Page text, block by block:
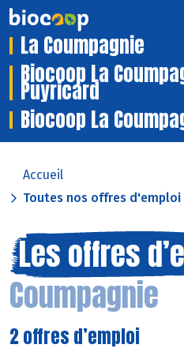
La Coumpagnie
Biocoop La
Puyricard
Biocoop La
Accueil
Toutes nos offres d'emploi
Les offres
Coumpagnie
2 offres d’emploi